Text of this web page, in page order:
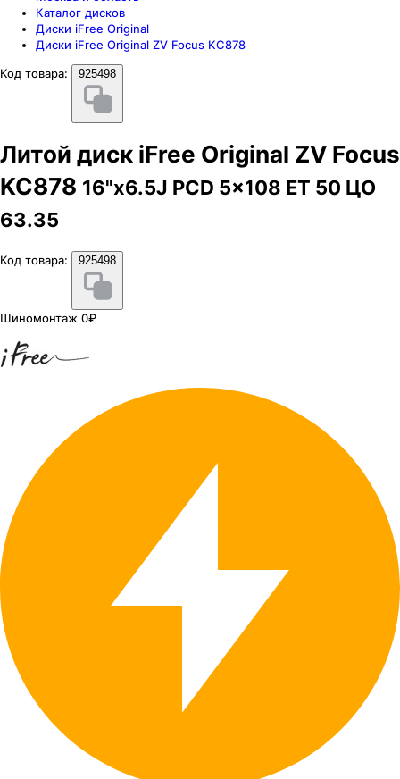
Каталог дисков
Диски iFree Original
Диски iFree Original ZV Focus KC878
Код товара:
925498
Литой диск iFree Original ZV Focus
KC878 16"x6.5J PCD 5x108 ЕТ 50 ЦО
63.35
Код товара: 925498
Шиномонтаж 0₽